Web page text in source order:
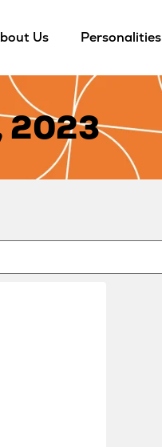
Us Personalities
2023